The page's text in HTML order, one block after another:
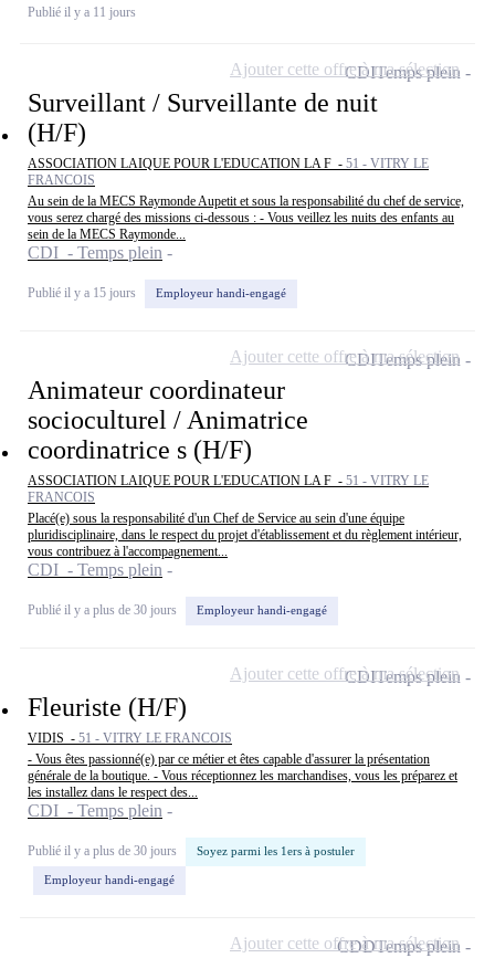
Publié il y a 11 jours
Surveillant / Surveillante de nuit
(H/F)
ASSOCIATION LAIQUE POUR L'EDUCATION LA F - 51 - VITRY LE
FRANCOIS
Au sein de la MECS Raymonde Aupetit et sous la responsabilité du chef de service,
vous serez chargé des missions ci-dessous : - Vous veillez les nuits des enfants au
sein de la MECS Raymonde...
CDI - Temps plein
Publié il y a 15 jours Employeur handi-engagé
CDITemps plein
Ajouter cette offre à ma sélection
Animateur coordinateur
socioculturel / Animatrice
coordinatrice s (H/F)
ASSOCIATION LAIQUE POUR L'EDUCATION LA F - 51 - VITRY LE
FRANCOIS
Placé(e) sous la responsabilité d'un Chef de Service au sein d'une équipe
pluridisciplinaire, dans le respect du projet d'établissement et du règlement intérieur,
vous contribuez à l'accompagnement...
CDI - Temps plein
Publié il y a plus de 30 jours Employeur handi-engagé
CDITemps plein
Ajouter cette offre à ma sélection
Fleuriste (H/F)
VIDIS - 51 - VITRY LE FRANCOIS
- Vous êtes passionné(e) par ce métier et êtes capable d'assurer la présentation
générale de la boutique. - Vous réceptionnez les marchandises, vous les préparez et
les installez dans le respect des...
CDI - Temps plein
Publié il y a plus de 30 jours Soyez parmi les 1ers à postuler
Employeur handi-engagé
CDITemps plein
Ajouter cette offre à ma sélection
CDDTemps plein
Ajouter cette offre à ma sélection